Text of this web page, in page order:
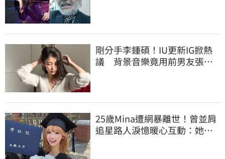
剛分手李鍾碩！IU更新IG掀熱
議 背景音樂竟用前男友張基
25歲Mina遭網暴離世！曾並肩
追星路人淚憶暖心互動：她真